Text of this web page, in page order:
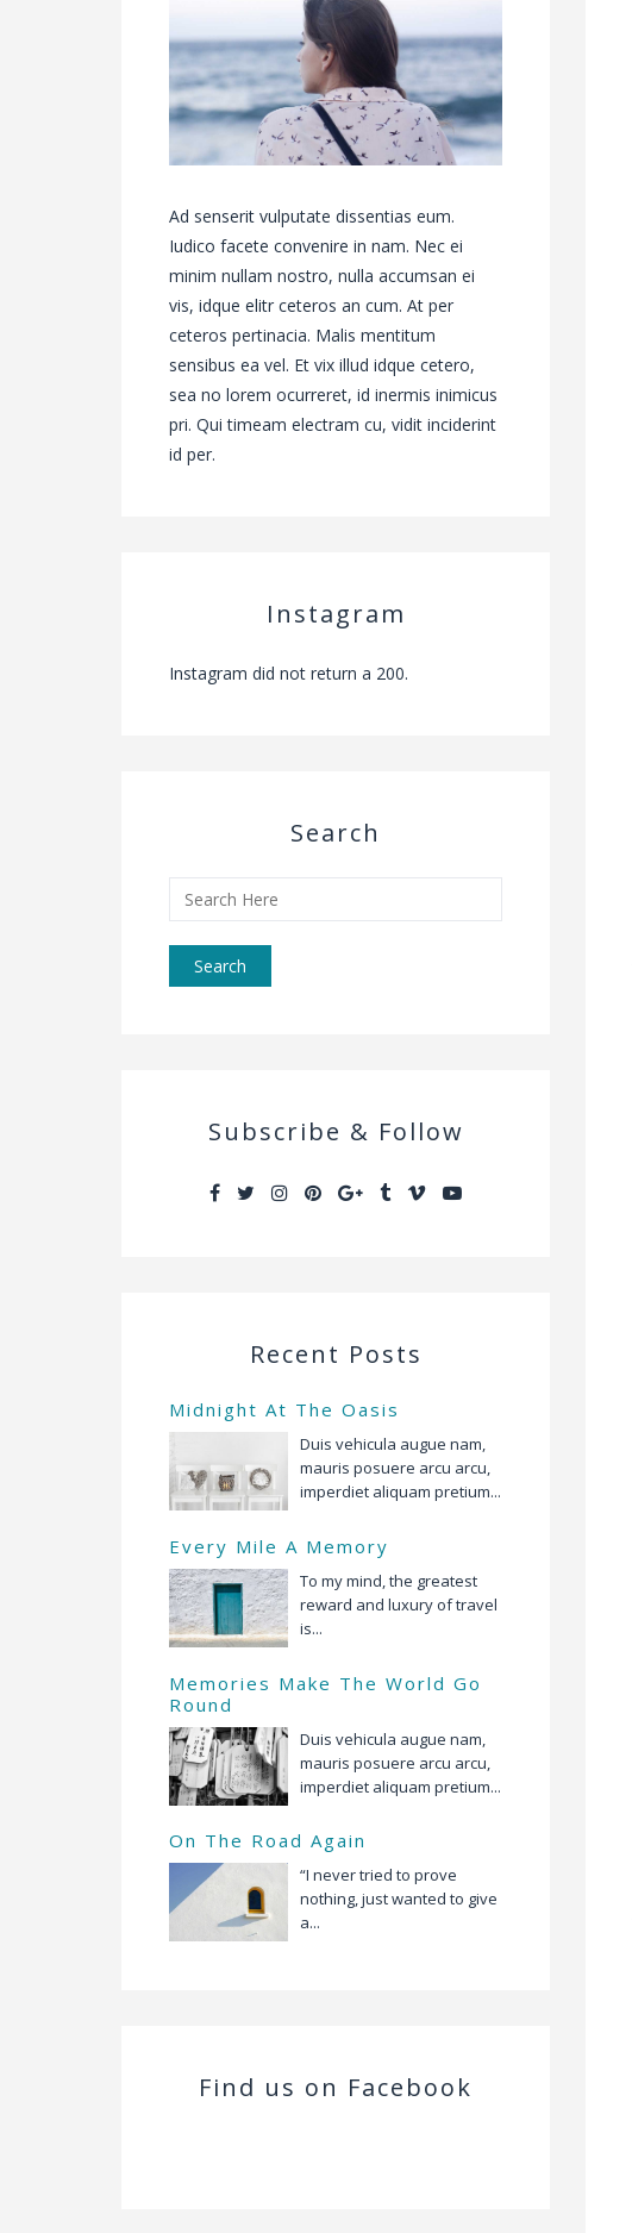
Ad senserit vulputate dissentias eum.
Iudico facete convenire in nam. Nec ei
minim nullam nostro, nulla accumsan ei
vis, idque elitr ceteros an cum. At per
ceteros pertinacia. Malis mentitum
sensibus ea vel. Et vix illud idque cetero,
sea no lorem ocurreret, id inermis inimicus
pri. Qui timeam electram cu, vidit inciderint
id per.
Instagram
Instagram did not return a 200.
Search
Search
for:
Subscribe & Follow
Recent Posts
Midnight At The Oasis
Duis vehicula augue nam,
mauris posuere arcu arcu,
imperdiet aliquam pretium...
Every Mile A Memory
To my mind, the greatest
reward and luxury of travel
is...
Memories Make The World Go
Round
Duis vehicula augue nam,
mauris posuere arcu arcu,
imperdiet aliquam pretium...
On The Road Again
“I never tried to prove
nothing, just wanted to give
a...
Find us on Facebook